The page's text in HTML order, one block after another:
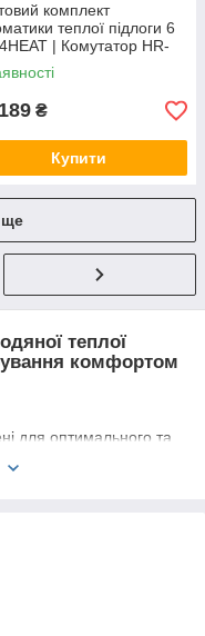
комплект
теплої підлоги 6
| Комутатор HR-
Терморегулятор HT-02
₴
Купити
ще
теплої
комфортом
для оптимального та
розподіл тепла в
зручними як для